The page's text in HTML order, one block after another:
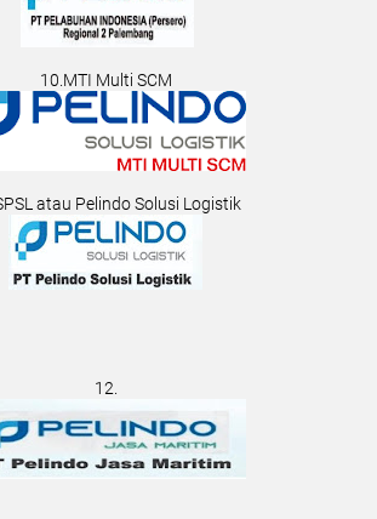
10.MTI Multi SCM
atau Pelindo Solusi Logistik
12.